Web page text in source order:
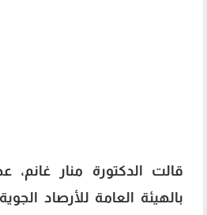
قالت الدكتورة منار غانم،
بالهيئة العامة للأرصاد